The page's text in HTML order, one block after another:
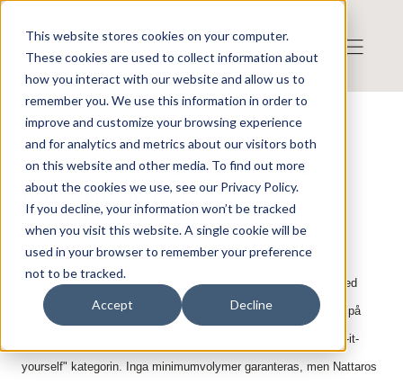
This website stores cookies on your computer.
These cookies are used to collect information about
how you interact with our website and allow us to
remember you. We use this information in order to
improve and customize your browsing experience
and for analytics and metrics about our visitors both
on this website and other media. To find out more
about the cookies we use, see our Privacy Policy.
If you decline, your information won’t be tracked
when you visit this website. A single cookie will be
used in your browser to remember your preference
not to be tracked.
Accept Decline
Press release from Companies
Published: 2026-05-19 08:59:00
Nattaro Labs AB: Nattaro Labs
produkter lanseras på
varuhuskedjan Puulio i Finland
Nattaro Labs AB (publ) meddelar att bolaget i ett samarbete med
finska företaget Vuoria Partners Oy nu lanserar sina produkter på
varuhuskedjan Puuilo, en av Finlands största aktörer inom "do-it-
yourself" kategorin. Inga minimumvolymer garanteras, men Nattaros